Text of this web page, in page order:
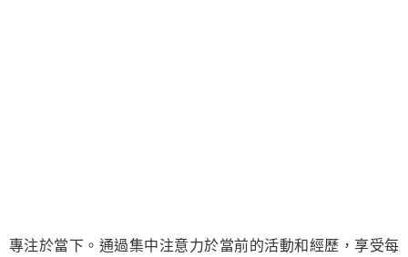
專注於當下。通過集中注意力於當前的活動和經歷，享受每